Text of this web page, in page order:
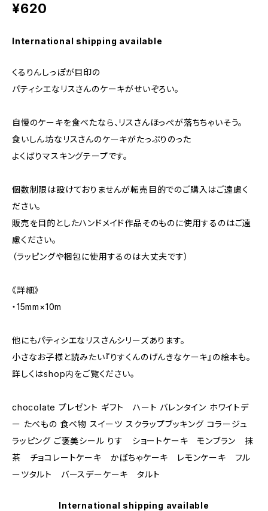
¥620
International shipping available
くるりんしっぽが目印の
パティシエなリスさんのケーキがせいぞろい。
自慢のケーキを食べたなら、リスさんほっぺが落ちちゃいそう。
食いしん坊なリスさんのケーキがたっぷりのった
よくばりマスキングテープです。
個数制限は設けておりませんが転売目的でのご購入はご遠慮く
ださい。
販売を目的としたハンドメイド作品そのものに使用するのはご遠
慮ください。
（ラッピングや梱包に使用するのは大丈夫です）
《詳細》
・15mm×10m
他にもパティシエなリスさんシリーズあります。
小さなお子様と読みたい『りすくんのげんきなケーキ』の絵本も。
詳しくはshop内をご覧ください。
chocolate プレゼント ギフト ハート バレンタイン ホワイトデ
ー たべもの 食べ物 スイーツ スクラップブッキング コラージュ
ラッピング ご褒美シール りす ショートケーキ モンブラン 抹
茶 チョコレートケーキ かぼちゃケーキ レモンケーキ フル
ーツタルト バースデーケーキ タルト
International shipping available